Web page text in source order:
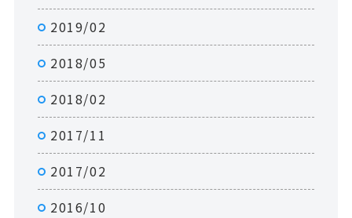
2019/02
2018/05
2018/02
2017/11
2017/02
2016/10